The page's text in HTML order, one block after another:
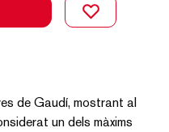
de Gaudí, mostrant al
un dels màxims